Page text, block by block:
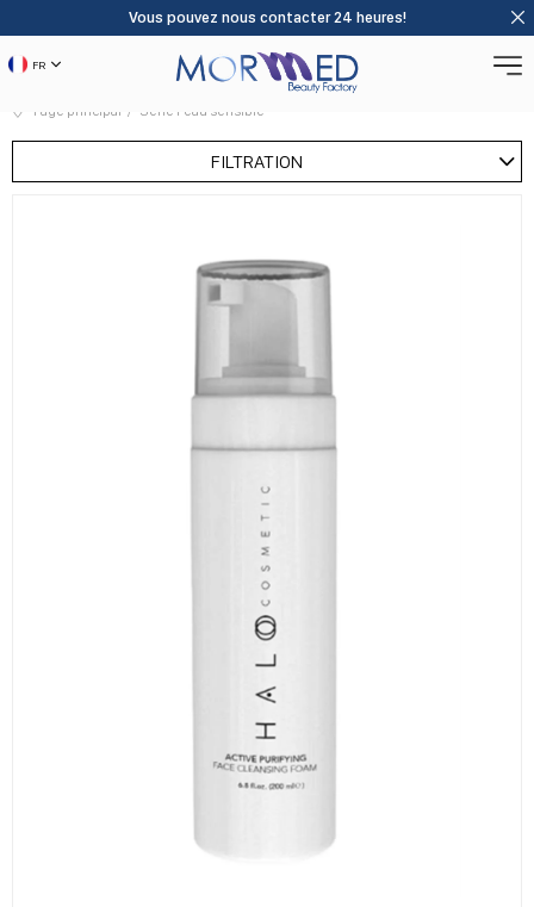
Vous pouvez nous contacter 24 heures!
FR
Page principal Série Peau sensible
FILTRATION